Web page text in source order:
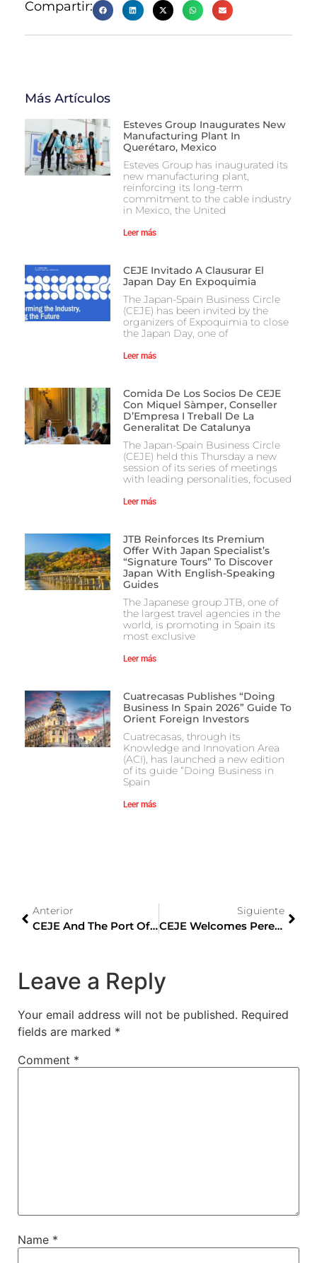
Compartir:
Más Artículos
Esteves Group Inaugurates New
Manufacturing Plant In
Querétaro, Mexico
Esteves Group has inaugurated its
new manufacturing plant,
reinforcing its long-term
commitment to the cable industry
in Mexico, the United
Leer más
CEJE Invitado A Clausurar El
Japan Day En Expoquimia
The Japan-Spain Business Circle
(CEJE) has been invited by the
organizers of Expoquimia to close
the Japan Day, one of
Leer más
Comida De Los Socios De CEJE
Con Miquel Sàmper, Conseller
D’Empresa I Treball De La
Generalitat De Catalunya
The Japan-Spain Business Circle
(CEJE) held this Thursday a new
session of its series of meetings
with leading personalities, focused
Leer más
JTB Reinforces Its Premium
Offer With Japan Specialist’s
“Signature Tours” To Discover
Japan With English-Speaking
Guides
The Japanese group JTB, one of
the largest travel agencies in the
world, is promoting in Spain its
most exclusive
Leer más
Cuatrecasas Publishes “Doing
Business In Spain 2026” Guide To
Orient Foreign Investors
Cuatrecasas, through its
Knowledge and Innovation Area
(ACI), has launched a new edition
of its guide “Doing Business in
Spain
Leer más
Anterior
CEJE And The Port Of Barcelona Organize An Online Session On The Impact Of The EU-Japan Economic Cooperation Agreement (EPA)
Siguiente
CEJE Welcomes Pere Ventura Family Wines As A Corporate Partner
Leave a Reply
Your email address will not be published. Required
fields are marked *
Comment *
Name *